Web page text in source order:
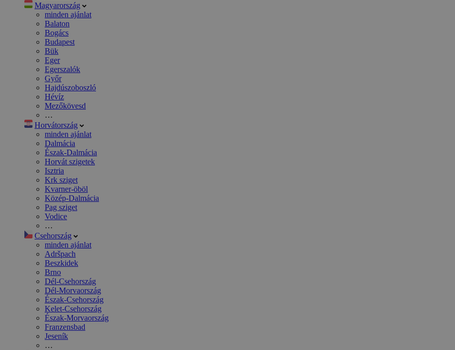
Magyarország
minden ajánlat
Balaton
Bogács
Budapest
Bük
Eger
Egerszalók
Győr
Hajdúszoboszló
Hévíz
Mezőkövesd
…
Horvátország
minden ajánlat
Dalmácia
Észak-Dalmácia
Horvát szigetek
Isztria
Krk sziget
Kvarner-öböl
Közép-Dalmácia
Pag sziget
Vodice
…
Csehország
minden ajánlat
Adršpach
Beszkidek
Brno
Dél-Csehország
Dél-Morvaország
Észak-Csehország
Kelet-Csehország
Észak-Morvaország
Franzensbad
Jeseník
…